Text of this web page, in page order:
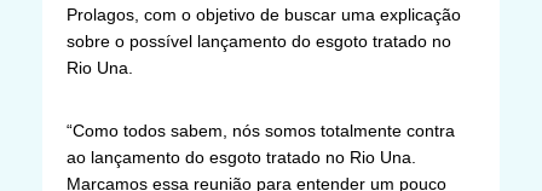
Prolagos, com o objetivo de buscar uma explicação
sobre o possível lançamento do esgoto tratado no
Rio Una.
“Como todos sabem, nós somos totalmente contra
ao lançamento do esgoto tratado no Rio Una.
Marcamos essa reunião para entender um pouco